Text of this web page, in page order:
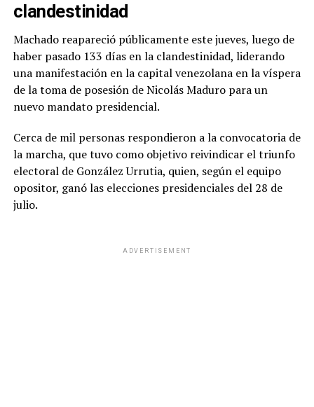
clandestinidad
Machado reapareció públicamente este jueves, luego de
haber pasado 133 días en la clandestinidad, liderando
una manifestación en la capital venezolana en la víspera
de la toma de posesión de Nicolás Maduro para un
nuevo mandato presidencial.
Cerca de mil personas respondieron a la convocatoria de
la marcha, que tuvo como objetivo reivindicar el triunfo
electoral de González Urrutia, quien, según el equipo
opositor, ganó las elecciones presidenciales del 28 de
julio.
ADVERTISEMENT